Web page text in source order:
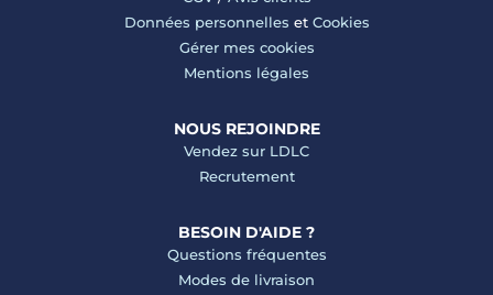
Données personnelles et Cookies
Gérer mes cookies
Mentions légales
NOUS REJOINDRE
Vendez sur LDLC
Recrutement
BESOIN D'AIDE ?
Questions fréquentes
Modes de livraison